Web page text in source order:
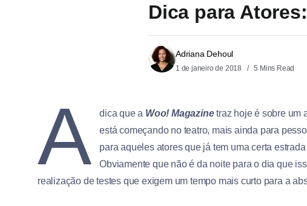
Dica para
Adriana Dehoul
1 de janeiro de 2018 5 Mins Read
A dica que a Woo! Magazinetraz hoje é sobre um
está começando no teatro, mais ainda para
para aqueles atores que já tem uma certa
Obviamente que não é da noite para o dia que
realização de testes que exigem um tempo mais curto para a